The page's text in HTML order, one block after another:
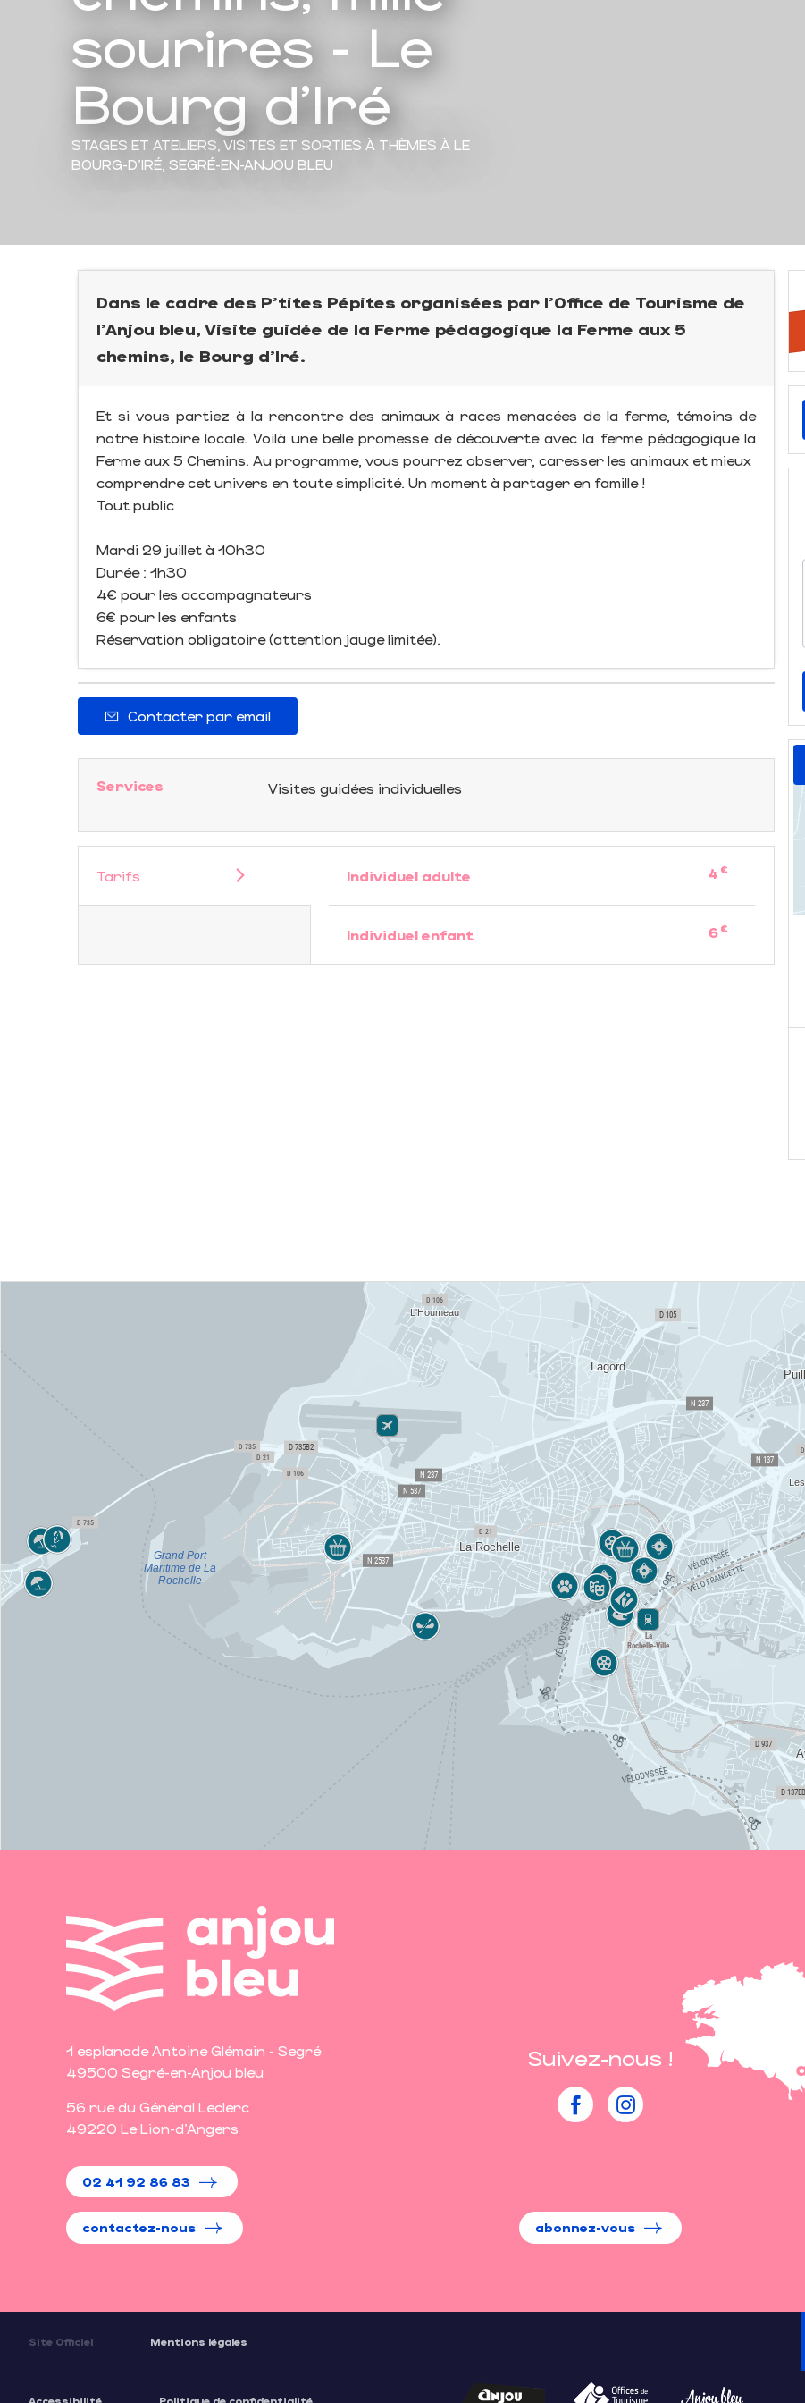
sourires - Le
Bourg d'Iré
STAGES ET ATELIERS, VISITES ET SORTIES À THÈMES À LE
BOURG-D'IRÉ, SEGRÉ-EN-ANJOU BLEU
Dans le cadre des P'tites Pépites organisées par l'Office de Tourisme de
l'Anjou bleu, Visite guidée de la Ferme pédagogique la Ferme aux 5
chemins, le Bourg d'Iré.
Et si vous partiez à la rencontre des animaux à races menacées de la ferme, témoins de
notre histoire locale. Voilà une belle promesse de découverte avec la ferme pédagogique la
Ferme aux 5 Chemins. Au programme, vous pourrez observer, caresser les animaux et mieux
comprendre cet univers en toute simplicité. Un moment à partager en famille !
Tout public
Mardi 29 juillet à 10h30
Durée : 1h30
4€ pour les accompagnateurs
6€ pour les enfants
Réservation obligatoire (attention jauge limitée).
Contacter par email
Services Visites guidées individuelles
Tarifs Individuel adulte 4 €
Individuel enfant 6 €
1 esplanade Antoine Glémain - Segré
49500 Segré-en-Anjou bleu
56 rue du Général Leclerc
49220 Le Lion-d'Angers
02 41 92 86 83
contactez-nous
Suivez-nous !
abonnez-vous
Site Officiel Mentions légales